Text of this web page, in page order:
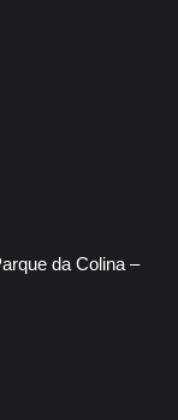
da Colina –